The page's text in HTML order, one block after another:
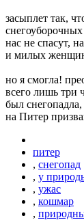
засыплет так,
нас не спасут,
и милых
но я смогла!
всего лишь три
был
на Питер
питер
, снегопад
, у
, ужас
, кошмар
,